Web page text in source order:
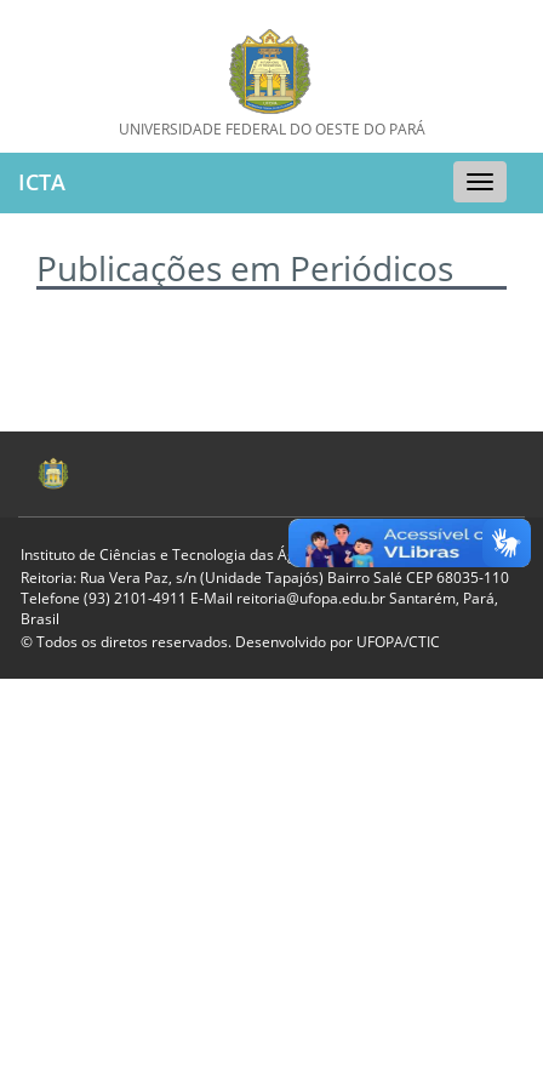
UNIVERSIDADE FEDERAL DO OESTE DO PARÁ
Toggle
ICTA
Publicações em Periódicos
Instituto de Ciências e Tecnologia das Águas
Reitoria: Rua Vera Paz, s/n (Unidade Tapajós) Bairro Salé CEP 68035-110
Telefone (93) 2101-4911 E-Mail reitoria@ufopa.edu.br Santarém, Pará,
Brasil
© Todos os diretos reservados. Desenvolvido por UFOPA/CTIC